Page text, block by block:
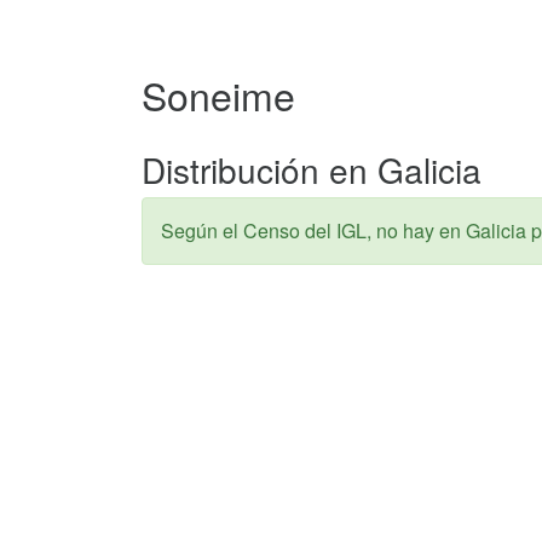
Soneime
Distribución en Galicia
Según el Censo del IGL, no hay en Galicia